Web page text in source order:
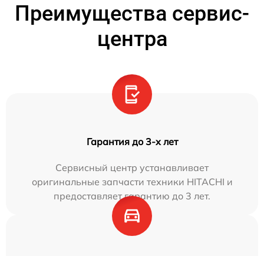
Преимущества сервис-
центра
Гарантия до 3-х лет
Сервисный центр устанавливает
оригинальные запчасти техники HITACHI и
предоставляет гарантию до 3 лет.